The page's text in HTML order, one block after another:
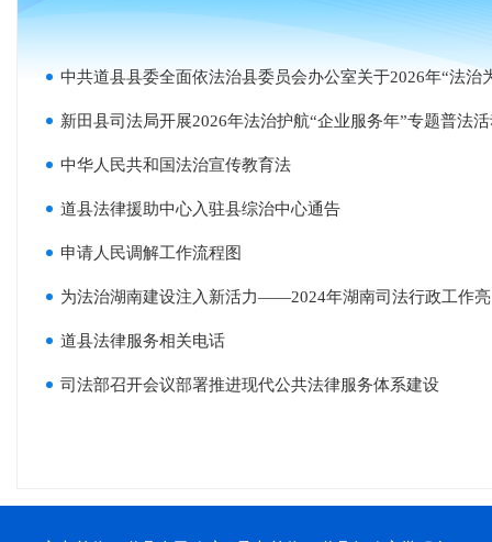
中共道县县委全面依法治县委员会办公室关于2026年“法治为
新田县司法局开展2026年法治护航“企业服务年”专题普法
中华人民共和国法治宣传教育法
道县法律援助中心入驻县综治中心通告
申请人民调解工作流程图
为法治湖南建设注入新活力——2024年湖南司法行政工作
道县法律服务相关电话
司法部召开会议部署推进现代公共法律服务体系建设